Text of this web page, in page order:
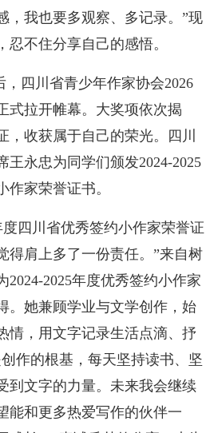
，我也要多观察、多记录。”现
不住分享自己的感悟。
四川省青少年作家协会2026
式拉开帷幕。大奖项依次揭
，收获属于自己的荣光。四川
王永忠为同学们颁发2024-2025
作家荣誉证书。
度四川省优秀签约小作家荣誉证
得肩上多了一份责任。”来自树
2024-2025年度优秀签约小作家
。她兼顾学业与文学创作，始
情，用文字记录生活点滴、抒
作的根基，每天坚持读书、坚
到文字的力量。未来我会继续
能和更多热爱写作的伙伴一